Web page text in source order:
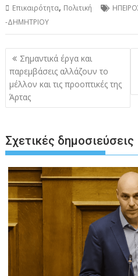
Επικαιρότητα, Πολιτική
-ΔΗΜΗΤΡΙΟΥ
Πλοήγηση
άρθρων
Σημαντικά έργα και
παρεμβάσεις αλλάζουν το
μέλλον και τις προοπτικές της
Άρτας
Σχετικές δημοσιεύσεις